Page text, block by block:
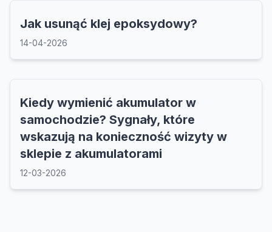
Jak usunąć klej epoksydowy?
14-04-2026
Kiedy wymienić akumulator w
samochodzie? Sygnały, które
wskazują na konieczność wizyty w
sklepie z akumulatorami
12-03-2026